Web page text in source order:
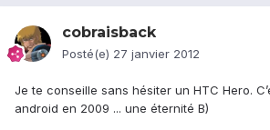
cobraisback
Posté(e) 27 janvier 2012
Je te conseille sans hésiter un HTC Hero.
android en 2009 ... une éternité B)